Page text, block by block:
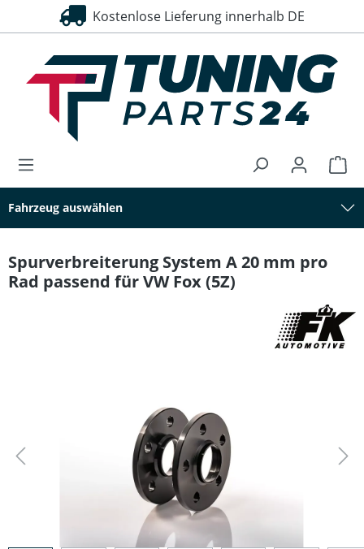
springen Kostenlose Lieferung innerhalb DE
Fahrzeug auswählen
Spurverbreiterung System A 20 mm pro
Rad passend für VW Fox (5Z)